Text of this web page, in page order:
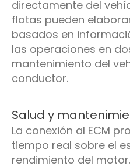
directamente del
flotas pueden
basados en
las operaciones en
mantenimiento del
conductor.
Salud y
La conexión al ECM
tiempo real sobre el
rendimiento del